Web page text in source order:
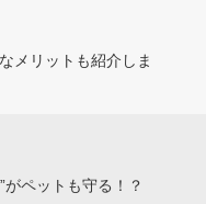
メリットも紹介しま
ペットも守る！？